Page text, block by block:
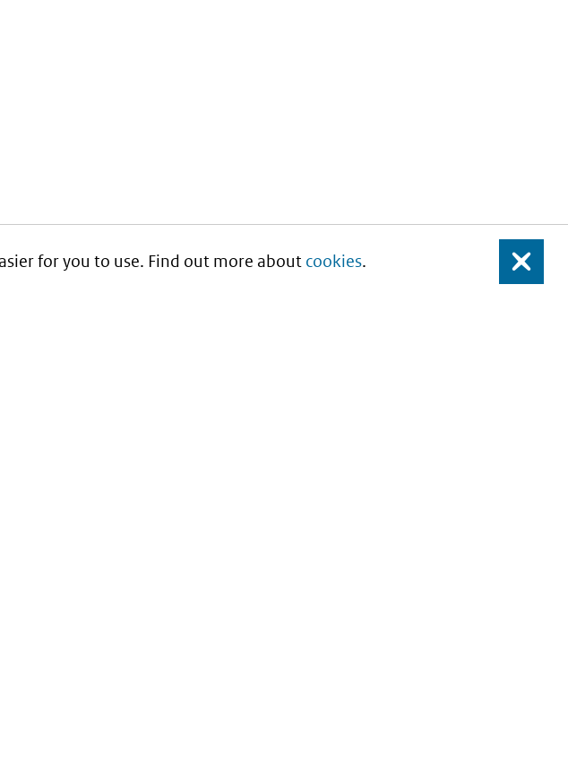
for you to use. Find out more about cookies. Close